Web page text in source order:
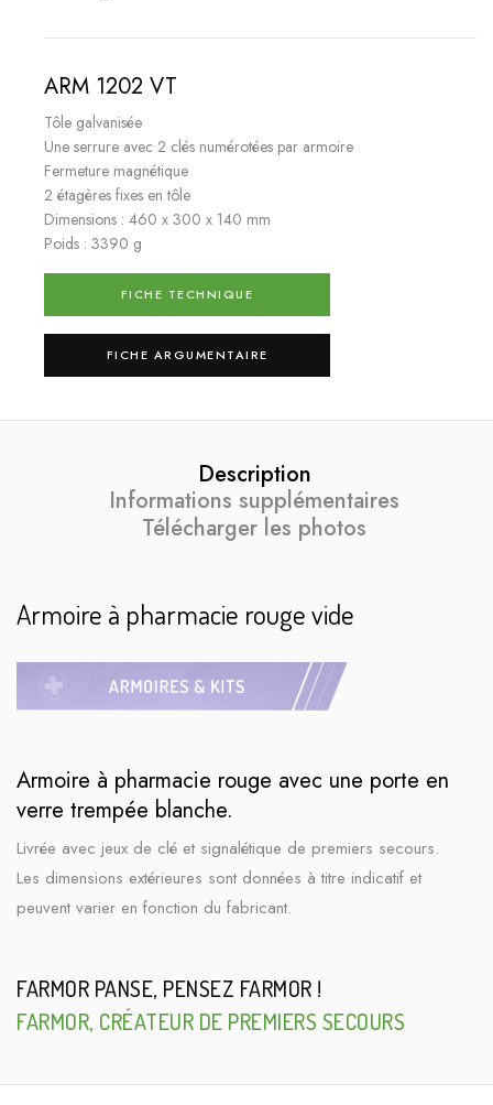
ARM 1202 VT
Tôle galvanisée
Une serrure avec 2 clés numérotées par armoire
Fermeture magnétique
2 étagères fixes en tôle
Dimensions : 460 x 300 x 140 mm
Poids : 3390 g
FICHE TECHNIQUE
FICHE ARGUMENTAIRE
Description
Informations supplémentaires
Télécharger les photos
Armoire à pharmacie rouge vide
Armoire à pharmacie rouge avec une porte en
verre trempée blanche.
Livrée avec jeux de clé et signalétique de premiers secours.
Les dimensions extérieures sont données à titre indicatif et
peuvent varier en fonction du fabricant.
FARMOR PANSE, PENSEZ FARMOR !
FARMOR, CRÉATEUR DE PREMIERS SECOURS